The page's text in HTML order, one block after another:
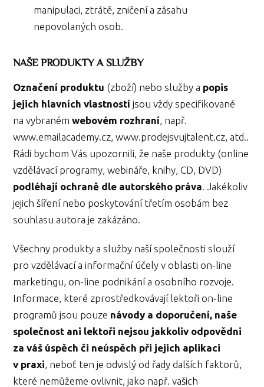
manipulaci, ztrátě, zničení a zásahu
nepovolaných osob.
NAŠE PRODUKTY A SLUŽBY
Označení produktu (zboží) nebo služby a popis
jejich hlavních vlastností jsou vždy specifikované
na vybranémwebovém rozhraní, např.
www.emailacademy.cz, www.prodejsvujtalent.cz, atd..
Rádi bychom Vás upozornili, že naše produkty (online
vzdělávací programy, webináře, knihy, CD, DVD)
podléhají ochraně dle autorského práva. Jakékoliv
jejich šíření nebo poskytování třetím osobám bez
souhlasu autora je zakázáno.
Všechny produkty a služby naší společnosti slouží
pro vzdělávací a informační účely v oblasti on-line
marketingu, on-line podnikání a osobního rozvoje.
Informace, které zprostředkovávají lektoři on-line
programů jsou pouze návody a doporučení, naše
společnost ani lektoři nejsou jakkoliv odpovědni
za váš úspěch či neúspěch při jejich aplikaci
v praxi, neboť ten je odvislý od řady dalších faktorů,
které nemůžeme ovlivnit, jako např. vašich